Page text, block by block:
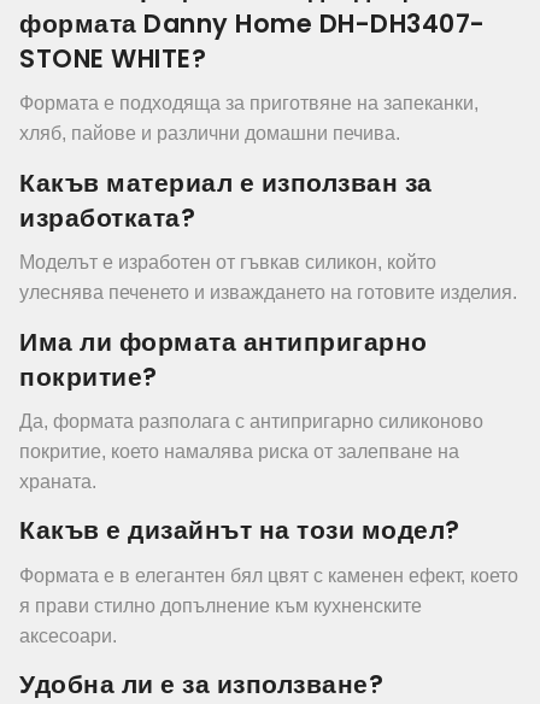
формата Danny Home DH-DH3407-
STONE WHITE?
Формата е подходяща за приготвяне на запеканки,
хляб, пайове и различни домашни печива.
Какъв материал е използван за
изработката?
Моделът е изработен от гъвкав силикон, който
улеснява печенето и изваждането на готовите изделия.
Има ли формата антипригарно
покритие?
Да, формата разполага с антипригарно силиконово
покритие, което намалява риска от залепване на
храната.
Какъв е дизайнът на този модел?
Формата е в елегантен бял цвят с каменен ефект, което
я прави стилно допълнение към кухненските
аксесоари.
Удобна ли е за използване?